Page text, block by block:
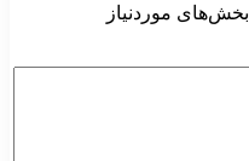
بخش‌های موردنیاز